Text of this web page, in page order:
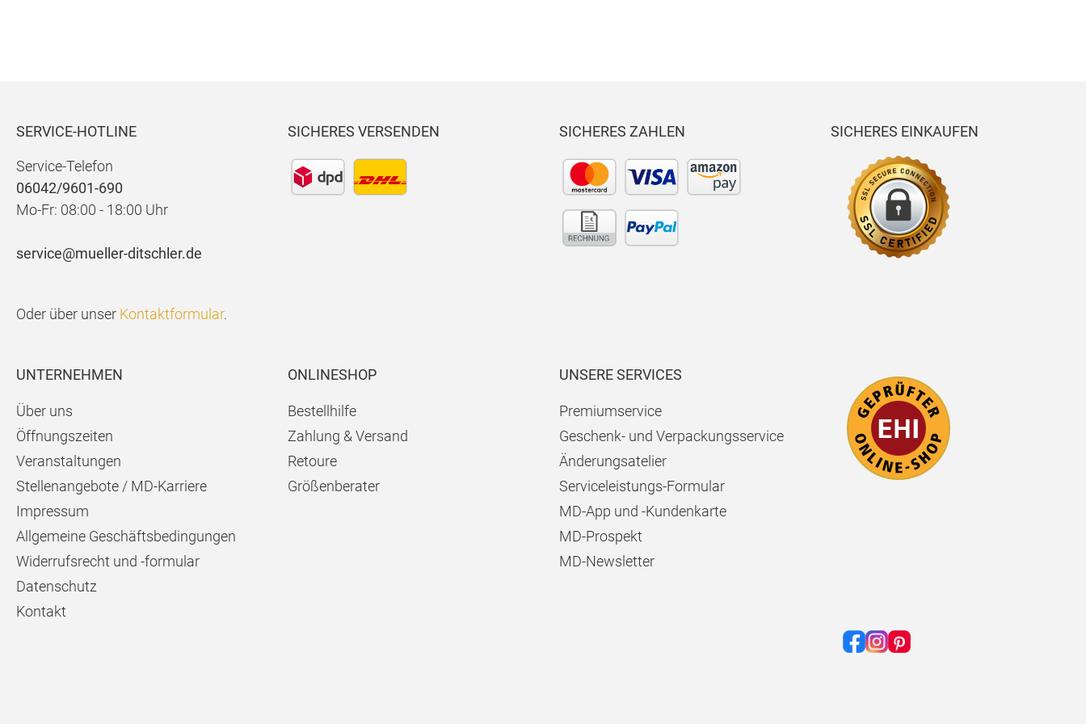
SERVICE-HOTLINE
Service-Telefon
06042/9601-690
Mo-Fr: 08:00 - 18:00 Uhr
service@mueller-ditschler.de
Oder über unser Kontaktformular.
SICHERES VERSENDEN SICHERES ZAHLEN SICHERES EINKAUFEN
UNTERNEHMEN
Über uns
Öffnungszeiten
Veranstaltungen
Stellenangebote / MD-Karriere
Impressum
Allgemeine Geschäftsbedingungen
Widerrufsrecht und -formular
Datenschutz
Kontakt
ONLINESHOP
Bestellhilfe
Zahlung & Versand
Retoure
Größenberater
UNSERE SERVICES
Premiumservice
Geschenk- und Verpackungsservice
Änderungsatelier
Serviceleistungs-Formular
MD-App und -Kundenkarte
MD-Prospekt
MD-Newsletter